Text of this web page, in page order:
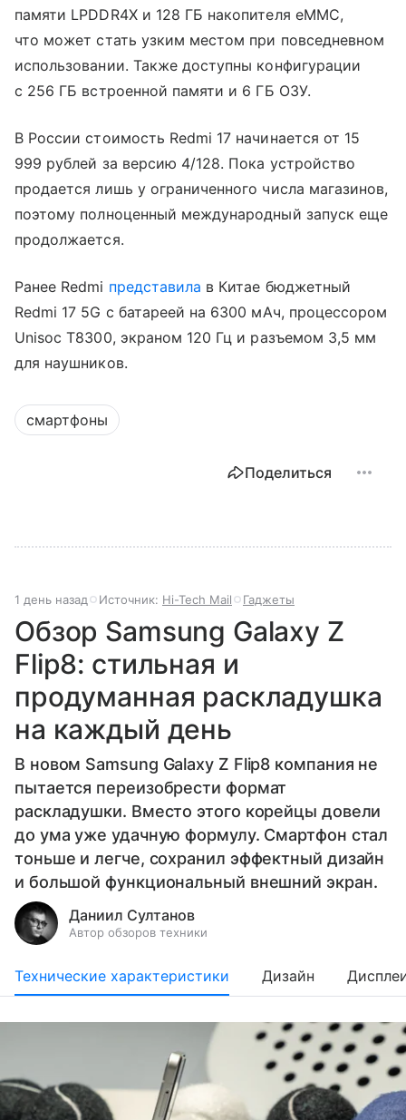
памяти LPDDR4X и 128 ГБ накопителя eMMC,
что может стать узким местом при повседневном
использовании. Также доступны конфигурации
с 256 ГБ встроенной памяти и 6 ГБ ОЗУ.
В России стоимость Redmi 17 начинается от 15
999 рублей за версию 4/128. Пока устройство
продается лишь у ограниченного числа магазинов,
поэтому полноценный международный запуск еще
продолжается.
Ранее Redmi представила в Китае бюджетный
Redmi 17 5G с батареей на 6300 мАч, процессором
Unisoc T8300, экраном 120 Гц и разъемом 3,5 мм
для наушников.
смартфоны
Поделиться
1 день назад Источник: Hi-Tech Mail Гаджеты
Обзор Samsung Galaxy Z
Flip8: стильная и
продуманная раскладушка
на каждый день
В новом Samsung Galaxy Z Flip8 компания не
пытается переизобрести формат
раскладушки. Вместо этого корейцы довели
до ума уже удачную формулу. Смартфон стал
тоньше и легче, сохранил эффектный дизайн
и большой функциональный внешний экран.
Даниил Султанов
Автор обзоров техники
Технические характеристики Дизайн